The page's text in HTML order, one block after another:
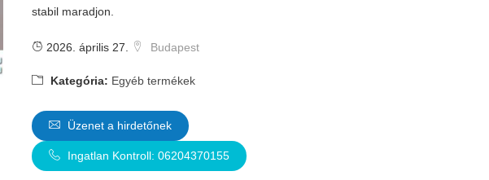
stabil maradjon.
2026. április 27. Budapest
Kategória: Egyéb termékek
Üzenet a hirdetőnek
Ingatlan Kontroll: 06204370155